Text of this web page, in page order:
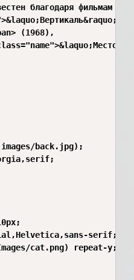
благодаря фильмам
(1968),
back.jpg);
serif;
cat.png) repeat-y;